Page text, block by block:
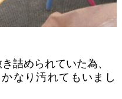
詰められていた為、
なり汚れてもいまし